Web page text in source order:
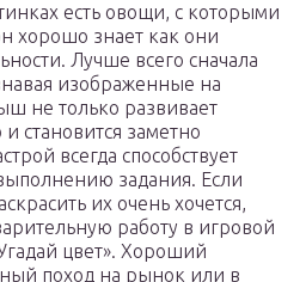
есть овощи, с которыми
хорошо знает как они
Лучше всего сначала
изображенные на
не только развивает
становится заметно
всегда способствует
задания. Если
их очень хочется,
работу в игровой
цвет». Хороший
поход на рынок или в